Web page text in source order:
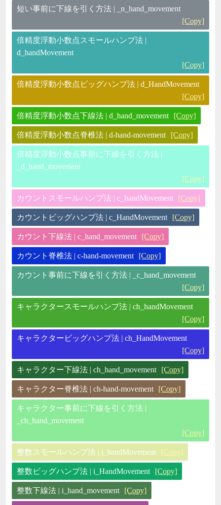
短い事前に下線を引く方法 | _n_hand_movement
[Copy]
倍精度浮動小数点スモールハンプ法 |
d_handMovement
[Copy]
倍精度浮動小数点ビッグハンプ法 | d_HandMovement
[Copy]
倍精度浮動小数点下線法 | d_hand_movement [Copy]
倍精度浮動小数点脊椎法 | d-hand-movement [Copy]
倍精度浮動小数点事前に下線を引く方法 |
_d_hand_movement
[Copy]
カウントスモールハンプ法 | c_handMovement [Copy]
カウントビッグハンプ法 | c_HandMovement [Copy]
カウント下線法 | c_hand_movement [Copy]
カウント脊椎法 | c-hand-movement [Copy]
カウント事前に下線を引く方法 | _c_hand_movement
[Copy]
キャラクタースモールハンプ法 | ch_handMovement
[Copy]
キャラクタービッグハンプ法 | ch_HandMovement
[Copy]
キャラクター下線法 | ch_hand_movement [Copy]
キャラクター脊椎法 | ch-hand-movement [Copy]
キャラクター事前に下線を引く方法 |
_ch_hand_movement
[Copy]
整数スモールハンプ法 | i_handMovement [Copy]
整数ビッグハンプ法 | i_HandMovement [Copy]
整数下線法 | i_hand_movement [Copy]